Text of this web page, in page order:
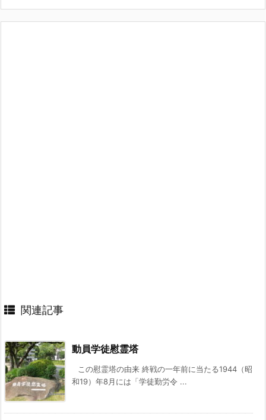
関連記事
動員学徒慰霊塔
この慰霊塔の由来 終戦の一年前に当たる1944（昭
和19）年8月には「学徒勤労令 ...